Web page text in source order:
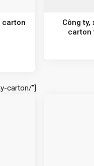
carton
Công ty,
carton
carton/”]